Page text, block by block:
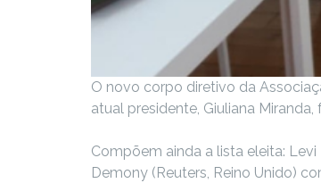
O novo corpo diretivo da
atual presidente, Giuliana
Compõem ainda a lista eleita:
Demony (Reuters, Reino Unido)